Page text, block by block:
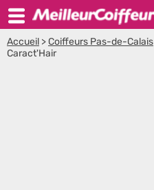
Accueil >Coiffeurs Pas-de-Calais
Caract'Hair